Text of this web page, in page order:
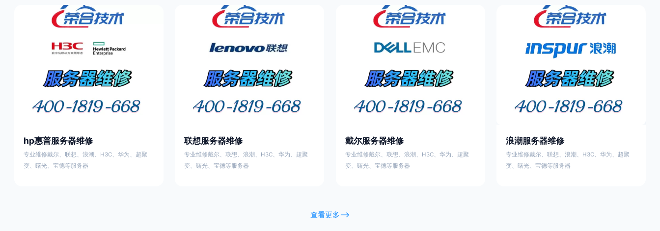
hp惠普服务器维修
专业维修戴尔、联想、浪潮、H3C、华为、超聚
变、曙光、宝德等服务器
联想服务器维修
专业维修戴尔、联想、浪潮、H3C、华为、超聚
变、曙光、宝德等服务器
戴尔服务器维修
专业维修戴尔、联想、浪潮、H3C、华为、超聚
变、曙光、宝德等服务器
浪潮服务器维修
专业维修戴尔、联想、浪潮、H3C、华为、超聚
变、曙光、宝德等服务器
查看更多-->